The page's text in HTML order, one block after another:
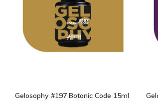
Gelosophy #197 Botanic Code 15ml